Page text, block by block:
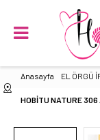
Anasayfa EL ÖRGÜ
HOBİTU NATURE 306